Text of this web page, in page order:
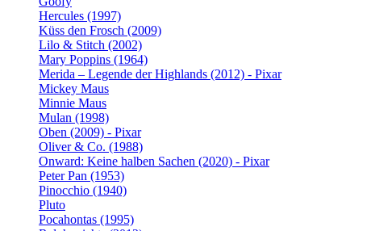
Hercules (1997)
Küss den Frosch (2009)
Lilo & Stitch (2002)
Mary Poppins (1964)
Merida – Legende der Highlands (2012) - Pixar
Mickey Maus
Minnie Maus
Mulan (1998)
Oben (2009) - Pixar
Oliver & Co. (1988)
Onward: Keine halben Sachen (2020) - Pixar
Peter Pan (1953)
Pinocchio (1940)
Pluto
Pocahontas (1995)